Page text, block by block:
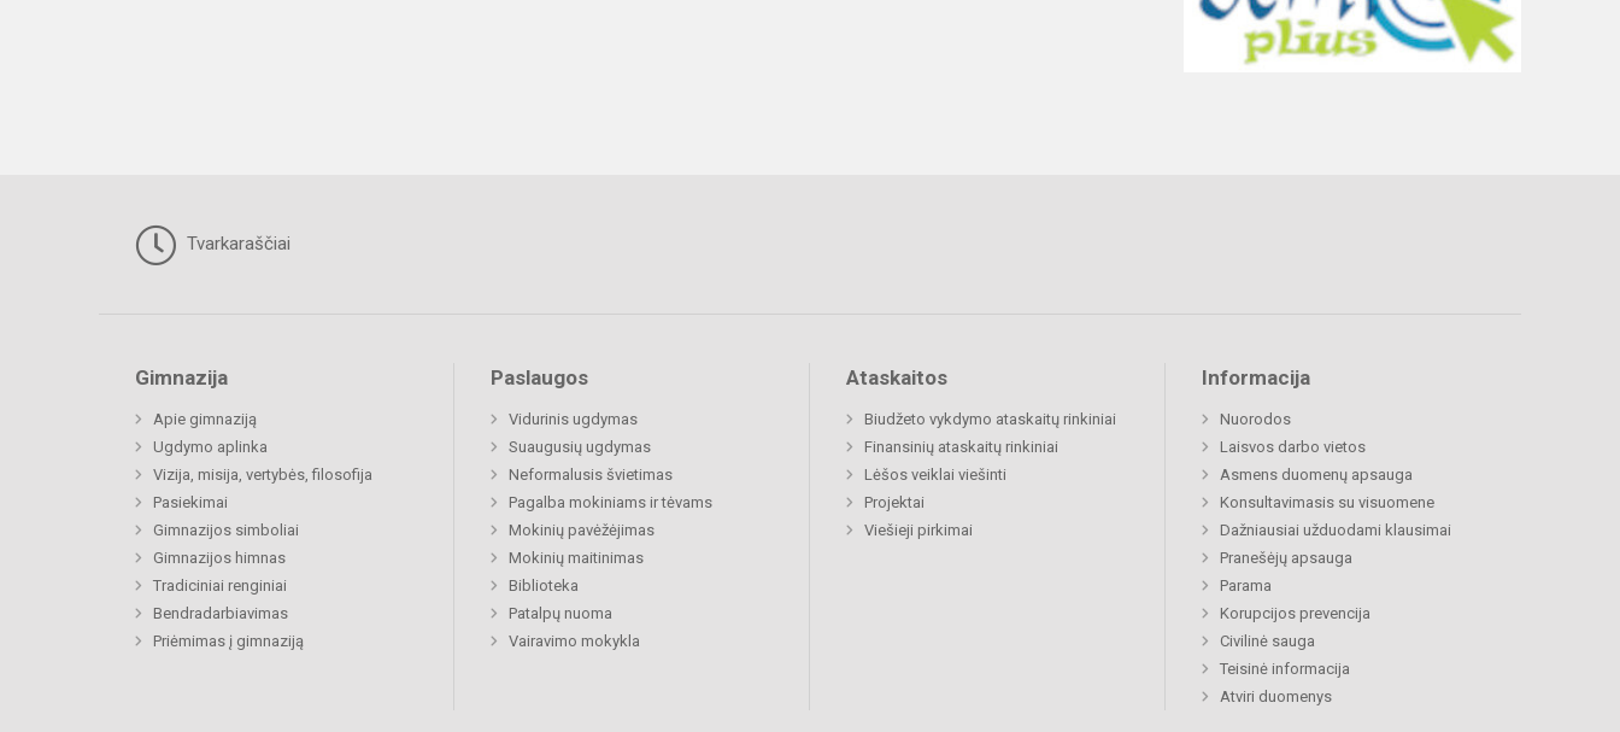
Tvarkaraščiai
Gimnazija
Apie gimnaziją
Ugdymo aplinka
Vizija, misija, vertybės, filosofija
Pasiekimai
Gimnazijos simboliai
Gimnazijos himnas
Tradiciniai renginiai
Bendradarbiavimas
Priėmimas į gimnaziją
Paslaugos
Vidurinis ugdymas
Suaugusių ugdymas
Neformalusis švietimas
Pagalba mokiniams ir tėvams
Mokinių pavėžėjimas
Mokinių maitinimas
Biblioteka
Patalpų nuoma
Vairavimo mokykla
Ataskaitos
Biudžeto vykdymo ataskaitų rinkiniai
Finansinių ataskaitų rinkiniai
Lėšos veiklai viešinti
Projektai
Viešieji pirkimai
Informacija
Nuorodos
Laisvos darbo vietos
Asmens duomenų apsauga
Konsultavimasis su visuomene
Dažniausiai užduodami klausimai
Pranešėjų apsauga
Parama
Korupcijos prevencija
Civilinė sauga
Teisinė informacija
Atviri duomenys